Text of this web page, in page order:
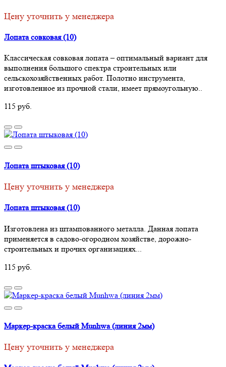
Цену уточнить у менеджера
Лопата совковая (10)
Классическая совковая лопата – оптимальный вариант для
выполнения большого спектра строительных или
сельскохозяйственных работ. Полотно инструмента,
изготовленное из прочной стали, имеет прямоугольную..
115 руб.
Лопата штыковая (10)
Цену уточнить у менеджера
Лопата штыковая (10)
Изготовлена из штампованного металла. Данная лопата
применяется в садово-огородном хозяйстве, дорожно-
строительных и прочих организациях...
115 руб.
Маркер-краска белый Munhwa (линия 2мм)
Цену уточнить у менеджера